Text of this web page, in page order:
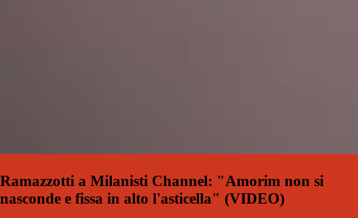
Ramazzotti a Milanisti Channel: "Amorim non si
nasconde e fissa in alto l'asticella" (VIDEO)